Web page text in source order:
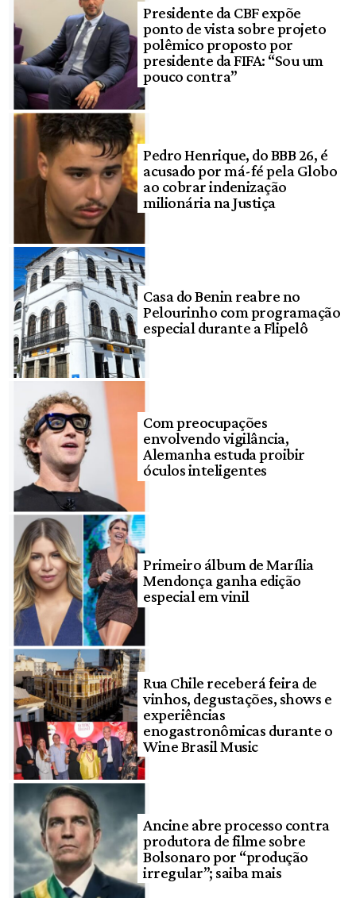
Presidente da CBF expõe
ponto de vista sobre projeto
polêmico proposto por
presidente da FIFA: “Sou um
pouco contra”
Pedro Henrique, do BBB 26, é
acusado por má-fé pela Globo
ao cobrar indenização
milionária na Justiça
Casa do Benin reabre no
Pelourinho com programação
especial durante a Flipelô
Com preocupações
envolvendo vigilância,
Alemanha estuda proibir
óculos inteligentes
Primeiro álbum de Marília
Mendonça ganha edição
especial em vinil
Rua Chile receberá feira de
vinhos, degustações, shows e
experiências
enogastronômicas durante o
Wine Brasil Music
Ancine abre processo contra
produtora de filme sobre
Bolsonaro por “produção
irregular”; saiba mais